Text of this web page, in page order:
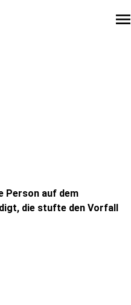
menu
Person auf dem
die stufte den Vorfall